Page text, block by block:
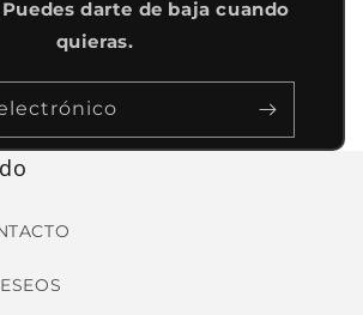
darte de baja cuando
quieras.